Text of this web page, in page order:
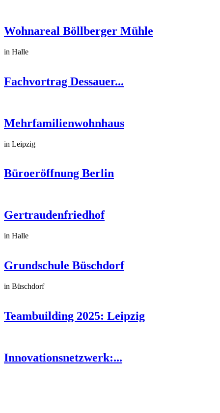
Wohnareal Böllberger Mühle
in Halle
Fachvortrag Dessauer...
Mehrfamilienwohnhaus
in Leipzig
Büroeröffnung Berlin
Gertraudenfriedhof
in Halle
Grundschule Büschdorf
in Büschdorf
Teambuilding 2025: Leipzig
Innovationsnetzwerk:...